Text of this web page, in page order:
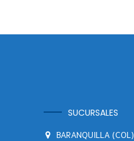
SUCURSALES
BARANQUILLA (COL)